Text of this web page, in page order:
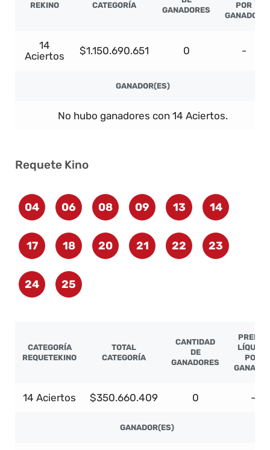
REKINO CATEGORÍA
GANADORES
POR
GANADOR
14
Aciertos
$1.150.690.651 0 -
GANADOR(ES)
No hubo ganadores con 14 Aciertos.
Requete Kino
04 06 08 09 13 14
17 18 20 21 22 23
24 25
CATEGORÍA
REQUETEKINO
TOTAL
CATEGORÍA
CANTIDAD
DE
GANADORES
PREMIO
LÍQUIDO
POR
14 Aciertos $350.660.409 0 -
GANADOR(ES)